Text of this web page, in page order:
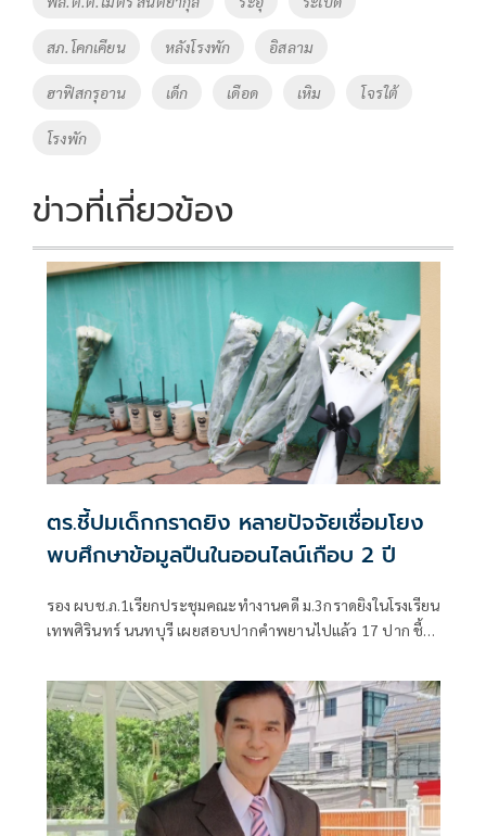
สภ.โคกเคียน หลังโรงพัก อิสลาม
ฮาฟิสกรุอาน เด็ก เดือด เหิม โจรใต้
โรงพัก
ข่าวที่เกี่ยวข้อง
ตร.ชี้ปมเด็กกราดยิง หลายปัจจัยเชื่อมโยง
พบศึกษาข้อมูลปืนในออนไลน์เกือบ 2 ปี
รอง ผบช.ภ.1เรียกประชุมคณะทำงานคดี ม.3กราดยิงในโรงเรียน
เทพศิรินทร์ นนทบุรี เผยสอบปากคำพยานไปแล้ว 17 ปาก ชี้
เพื่อน เสพสื่อโซเชียล พบเคยสั่งซื้อปืนบีบีกันทางออนไลน์มา
โรงเรียนแต่ถูกครูยึด เร่งตรวจสอบมือถือ-คอมพิวเตอร์ โยงเหตุ
สลด